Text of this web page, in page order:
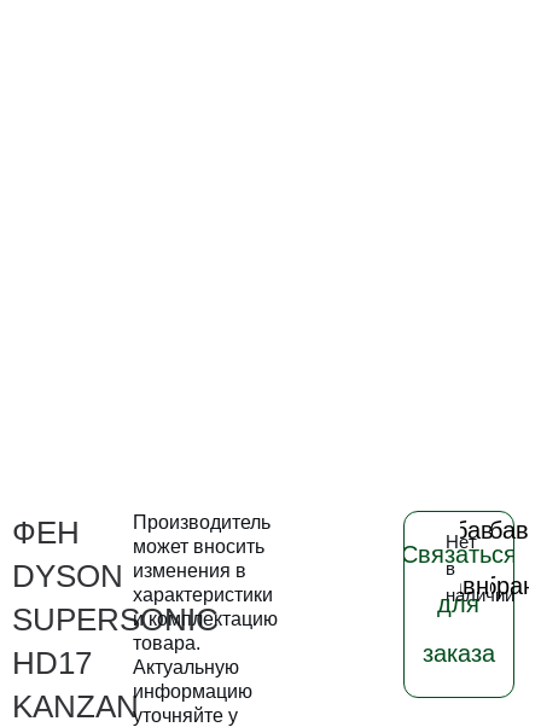
ФЕН
DYSON
SUPERSONIC
HD17
KANZAN
Производитель
может вносить
изменения в
характеристики
и комплектацию
товара.
Актуальную
информацию
уточняйте у
Связаться
для
заказа
Нет
в
наличии
Добавить
в
сравнение
в